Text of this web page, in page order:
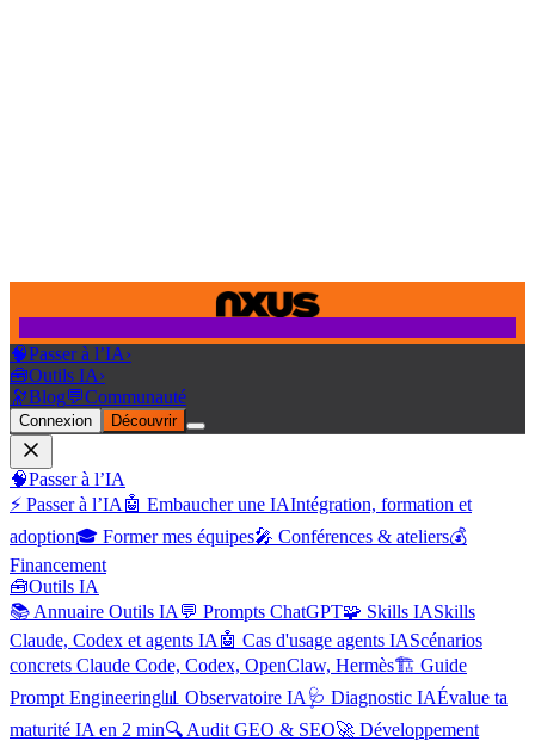
🧠Passer à l’IA›
🧰Outils IA›
🔭Blog💬Communauté
Connexion Découvrir
🧠Passer à l’IA
⚡ Passer à l’IA 🤖 Embaucher une IAIntégration, formation et
adoption🎓 Former mes équipes🎤 Conférences & ateliers💰
Financement
🧰Outils IA
📚 Annuaire Outils IA 💬 Prompts ChatGPT🧩 Skills IASkills
Claude, Codex et agents IA 🤖 Cas d'usage agents IAScénarios
concrets Claude Code, Codex, OpenClaw, Hermès🏗️ Guide
Prompt Engineering📊 Observatoire IA 🩺 Diagnostic IAÉvalue ta
maturité IA en 2 min🔍 Audit GEO & SEO🚀 Développement